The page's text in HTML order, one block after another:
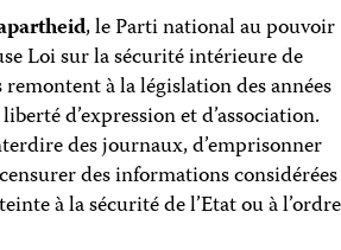
, le Parti national au pouvoir
Loi sur la sécurité intérieure de
à la législation des années
d’expression et d’association.
des journaux, d’emprisonner
des informations considérées
à la sécurité de l’Etat ou à l’ordre